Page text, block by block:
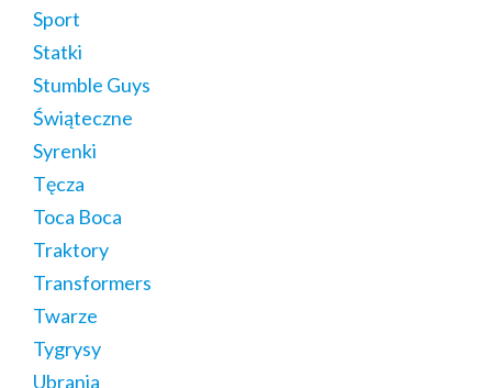
Sport
Statki
Stumble Guys
Świąteczne
Syrenki
Tęcza
Toca Boca
Traktory
Transformers
Twarze
Tygrysy
Ubrania